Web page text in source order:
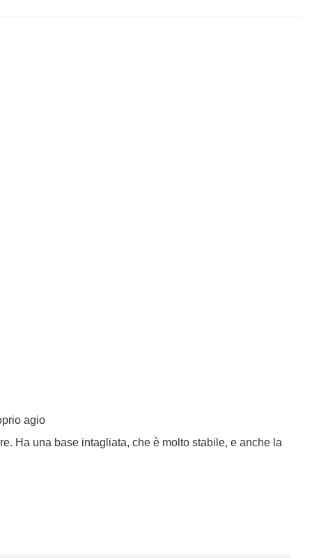
agio
Ha una base intagliata, che è molto stabile, e anche la